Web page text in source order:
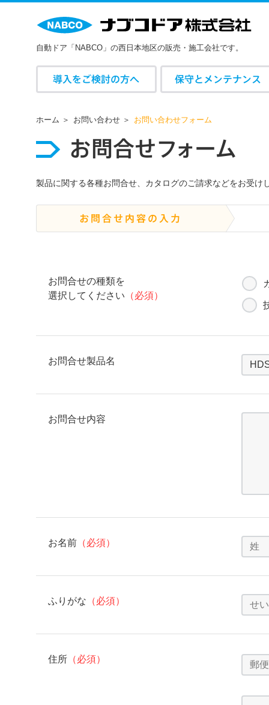
自動ドア「NABCO」の西日本地区の販売・施工会社です。
導入をご検討の方へ 保守とメンテナンス
ホーム お問い合わせ お問い合わせフォーム
お問合せフォーム
製品に関する各種お問合せ、カタログのご請求などをお受
お問合せ内容の入力
お問合せの種類を
選択してください （必須）
お問合せ製品名
お問合せ内容
お名前 （必須）
ふりがな （必須）
住所 （必須）